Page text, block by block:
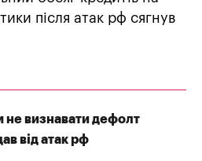
після атак рф сягнув
не визнавати дефолт
від атак рф